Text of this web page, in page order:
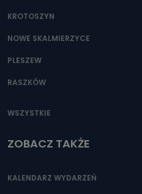
KROTOSZYN
NOWE SKALMIERZYCE
PLESZEW
RASZKÓW
WSZYSTKIE
ZOBACZ TAKŻE
KALENDARZ WYDARZEŃ